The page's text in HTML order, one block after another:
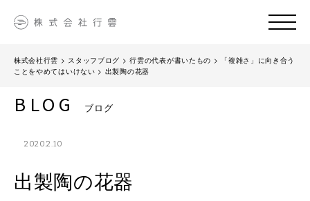
株式会社行雲 > スタッフブログ >行雲の代表が書いたもの >
「複雑さ」に向き合う
ことをやめてはいけない > 出製陶の花器
BLOG ブログ
2020.2.10
出製陶の花器